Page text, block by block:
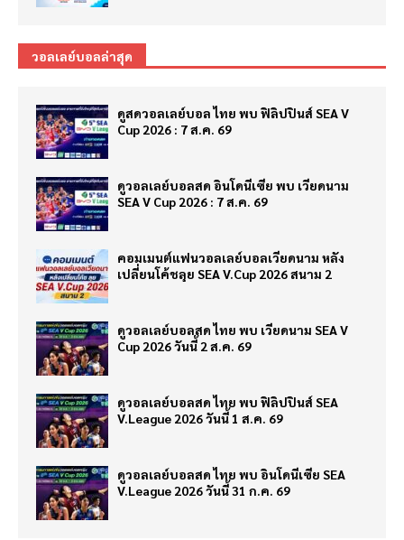
วอลเลย์บอลล่าสุด
ดูสดวอลเลย์บอล ไทย พบ ฟิลิปปินส์ SEA V
Cup 2026 : 7 ส.ค. 69
ดูวอลเลย์บอลสด อินโดนีเซีย พบ เวียดนาม
SEA V Cup 2026 : 7 ส.ค. 69
คอมเมนต์แฟนวอลเลย์บอลเวียดนาม หลัง
เปลี่ยนโค้ชลุย SEA V.Cup 2026 สนาม 2
ดูวอลเลย์บอลสด ไทย พบ เวียดนาม SEA V
Cup 2026 วันนี้ 2 ส.ค. 69
ดูวอลเลย์บอลสด ไทย พบ ฟิลิปปินส์ SEA
V.League 2026 วันนี้ 1 ส.ค. 69
ดูวอลเลย์บอลสด ไทย พบ อินโดนีเซีย SEA
V.League 2026 วันนี้ 31 ก.ค. 69